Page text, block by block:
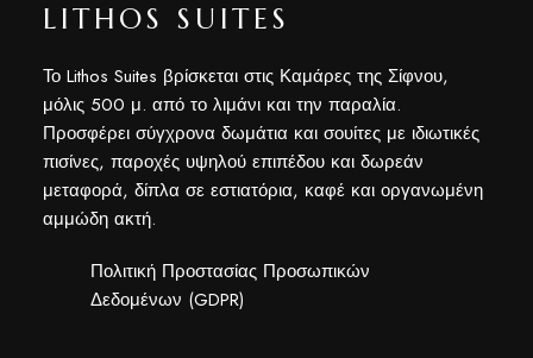
LITHOS SUITES
Το Lithos Suites βρίσκεται στις Καμάρες της Σίφνου,
μόλις 500 μ. από το λιμάνι και την παραλία.
Προσφέρει σύγχρονα δωμάτια και σουίτες με ιδιωτικές
πισίνες, παροχές υψηλού επιπέδου και δωρεάν
μεταφορά, δίπλα σε εστιατόρια, καφέ και οργανωμένη
αμμώδη ακτή.
Πολιτική Προστασίας Προσωπικών
Δεδομένων (GDPR)